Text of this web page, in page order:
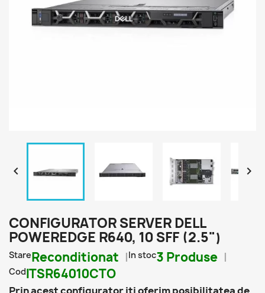
 
CONFIGURATOR SERVER DELL
POWEREDGE R640, 10 SFF (2.5")
StareReconditionat In stoc3 Produse
CodITSR64010CTO